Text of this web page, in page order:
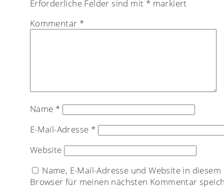
Erforderliche Felder sind mit * markiert
Kommentar *
Name *
E-Mail-Adresse *
Website
Name, E-Mail-Adresse und Website in diesem
Browser für meinen nächsten Kommentar